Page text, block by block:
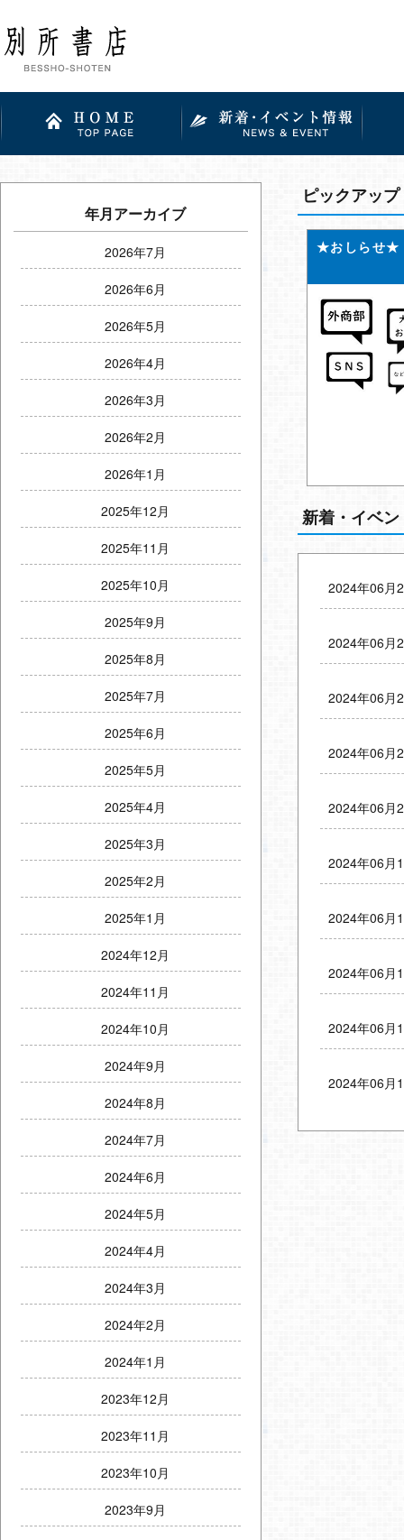
年月アーカイブ
2026年7月
2026年6月
2026年5月
2026年4月
2026年3月
2026年2月
2026年1月
2025年12月
2025年11月
2025年10月
2025年9月
2025年8月
2025年7月
2025年6月
2025年5月
2025年4月
2025年3月
2025年2月
2025年1月
2024年12月
2024年11月
2024年10月
2024年9月
2024年8月
2024年7月
2024年6月
2024年5月
2024年4月
2024年3月
2024年2月
2024年1月
2023年12月
2023年11月
2023年10月
2023年9月
ピックアップ
★おしらせ★
新着・イベ
2024年06月
2024年06月
2024年06月
2024年06月
2024年06月
2024年06月
2024年06月
2024年06月
2024年06月
2024年06月